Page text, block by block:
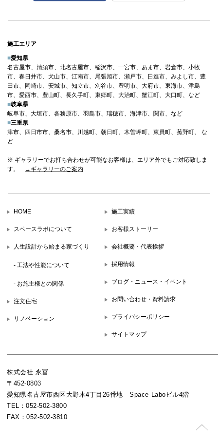
施工エリア
■愛知県
名古屋市、清須市、北名古屋市、稲沢市、一宮市、あま市、岩倉市、小牧
市、春日井市、犬山市、江南市、尾張旭市、瀬戸市、日進市、みよし市、豊
田市、岡崎市、安城市、知立市、刈谷市、豊明市、大府市、東海市、津島
市、愛西市、豊山町、長久手町、東郷町、大治町、蟹江町、大口町、など
■岐阜県
岐阜市、大垣市、各務原市、羽島市、瑞穂市、海津市、関市、など
■三重県
津市、四日市市、桑名市、川越町、朝日町、木曽岬町、東員町、菰野町、 な
ど
※ ギャラリーでお打ち合わせが可能なお客様は、エリア外でもご対応致しま
す。
→ギャラリーのご案内
HOME
スペースラボについて
人生設計から始まる家づくり
- 工法や性能について
- お施主様との関係
注文住宅
リノベーション
施工実績
お客様ストーリー
会社概要・代表挨拶
採用情報
ブログ・ニュース・イベント
お問い合わせ・資料請求
プライバシーポリシー
サイトマップ
株式会社 永冨
〒452-0803
愛知県名古屋市西区大野木4丁目26番地 Space Laboビル4階
TEL：052-502-3800
FAX：052-502-3810